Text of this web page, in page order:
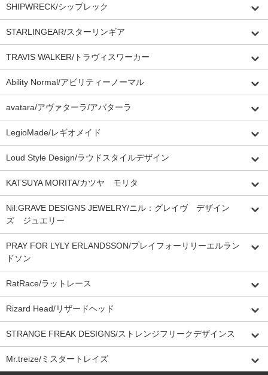
SHIPWRECK/シップレック
STARLINGEAR/スターリンギア
TRAVIS WALKER/トラヴィスワーカー
Ability Normal/アビリティーノーマル
avatara/アヴァターラ/アバターラ
LegioMade/レギオメイド
Loud Style Design/ラウドスタイルデザイン
KATSUYA MORITA/カツヤ モリタ
Nil:GRAVE DESIGNS JEWELRY/ニル：グレイヴ デザイン
ズ ジュエリー
PRAY FOR LYLY ERLANDSSON/プレイフォーリリーエルラン
ドソン
RatRace/ラットレース
Rizard Head/リザードヘッド
STRANGE FREAK DESIGNS/ストレンジフリークデザインス
Mr.treize/ミスタートレイズ